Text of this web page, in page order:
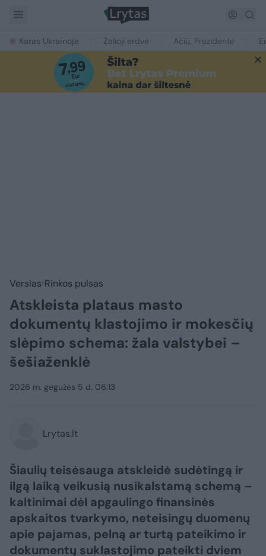
Karas Ukrainoje Žalioji erdvė Ačiū, Prezidente
Verslas Rinkos pulsas
Atskleista plataus masto
dokumentų klastojimo ir mokesčių
slėpimo schema: žala valstybei –
šešiaženklė
2026 m. gegužės 5 d. 06:13
Lrytas.lt
Šiaulių teisėsauga atskleidė sudėtingą ir
ilgą laiką veikusią nusikalstamą schemą –
kaltinimai dėl apgaulingo finansinės
apskaitos tvarkymo, neteisingų duomenų
apie pajamas, pelną ar turtą pateikimo ir
dokumentų suklastojimo pateikti dviem